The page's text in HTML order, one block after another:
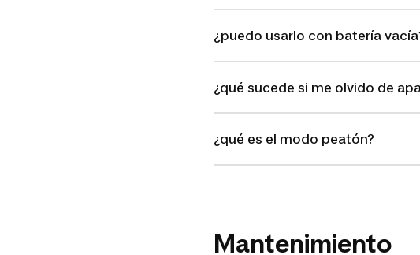
¿puedo usarlo con batería
¿qué sucede si me olvido de
¿qué es el modo peatón?
Mantenimiento